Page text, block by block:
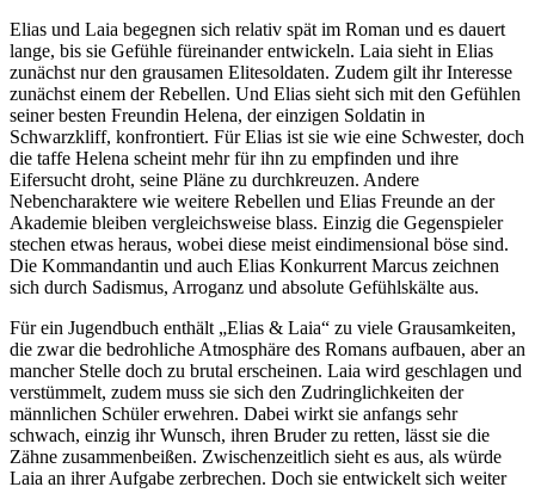
Elias und Laia begegnen sich relativ spät im Roman und es dauert
lange, bis sie Gefühle füreinander entwickeln. Laia sieht in Elias
zunächst nur den grausamen Elitesoldaten. Zudem gilt ihr Interesse
zunächst einem der Rebellen. Und Elias sieht sich mit den Gefühlen
seiner besten Freundin Helena, der einzigen Soldatin in
Schwarzkliff, konfrontiert. Für Elias ist sie wie eine Schwester, doch
die taffe Helena scheint mehr für ihn zu empfinden und ihre
Eifersucht droht, seine Pläne zu durchkreuzen. Andere
Nebencharaktere wie weitere Rebellen und Elias Freunde an der
Akademie bleiben vergleichsweise blass. Einzig die Gegenspieler
stechen etwas heraus, wobei diese meist eindimensional böse sind.
Die Kommandantin und auch Elias Konkurrent Marcus zeichnen
sich durch Sadismus, Arroganz und absolute Gefühlskälte aus.
Für ein Jugendbuch enthält „Elias & Laia“ zu viele Grausamkeiten,
die zwar die bedrohliche Atmosphäre des Romans aufbauen, aber an
mancher Stelle doch zu brutal erscheinen. Laia wird geschlagen und
verstümmelt, zudem muss sie sich den Zudringlichkeiten der
männlichen Schüler erwehren. Dabei wirkt sie anfangs sehr
schwach, einzig ihr Wunsch, ihren Bruder zu retten, lässt sie die
Zähne zusammenbeißen. Zwischenzeitlich sieht es aus, als würde
Laia an ihrer Aufgabe zerbrechen. Doch sie entwickelt sich weiter